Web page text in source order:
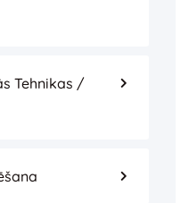
Tehnikas /